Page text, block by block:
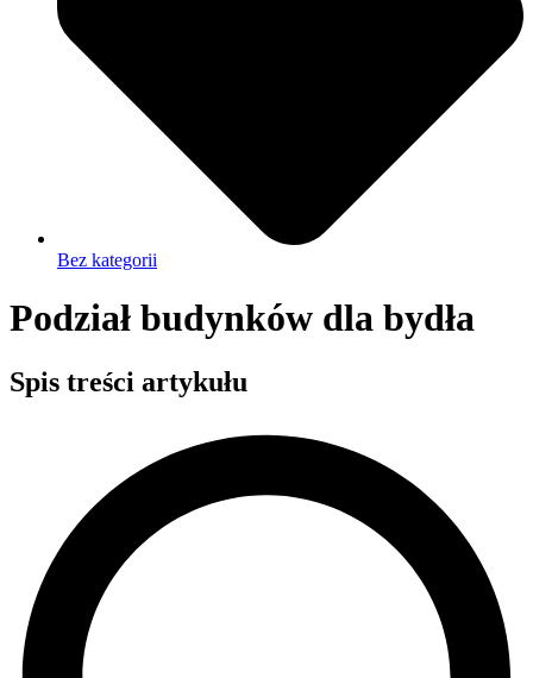
Bez kategorii
Podział budynków dla bydła
Spis treści artykułu